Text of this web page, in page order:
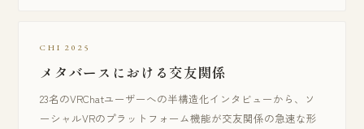
CHI 2025
メタバースにおける交友関係
23名のVRChatユーザーへの半構造化インタビューから、ソ
ーシャルVRのプラットフォーム機能が交友関係の急速な形